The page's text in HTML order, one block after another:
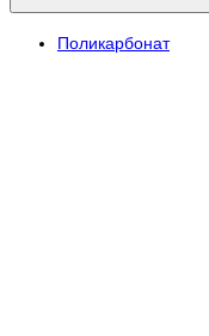
Поликарбонат